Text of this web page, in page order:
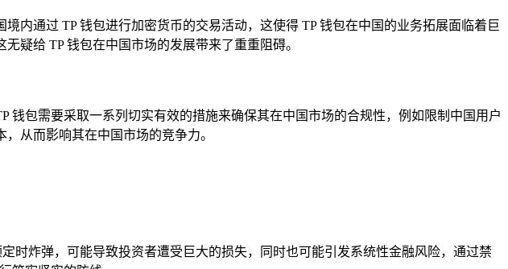
内通过 TP 钱包进行加密货币的交易活动，这使得 TP 钱包在中国的业务拓展面临着巨
疑给 TP 钱包在中国市场的发展带来了重重阻碍。
包需要采取一系列切实有效的措施来确保其在中国市场的合规性，例如限制中国用户
从而影响其在中国市场的竞争力。
时炸弹，可能导致投资者遭受巨大的损失，同时也可能引发系统性金融风险，通过禁